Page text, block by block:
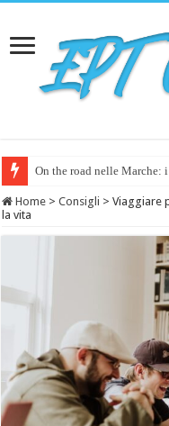
On the road nelle
Home > Consigli > Viaggiare
la vita